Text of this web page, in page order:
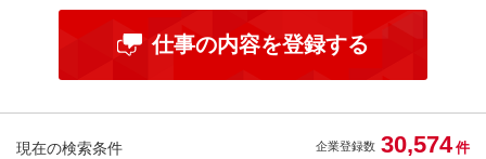
仕事の内容を登録する
現在の検索条件 企業登録数 30,574 件